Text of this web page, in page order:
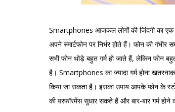
Smartphones आजकल लोगों की जिंदगी का
अपने स्मार्टफोन पर निर्भर होते हैं। फोन की
सभी फोन थोड़े बहुत गर्म हो जाते हैं, लेकिन फोन बहुत
है। Smartphones का ज्यादा गर्म होना
किया जा सकता है। इसका उपाय आपके फोन के
की परफॉरमेंस सुधार सकते हैं और बार-बार गर्म होने